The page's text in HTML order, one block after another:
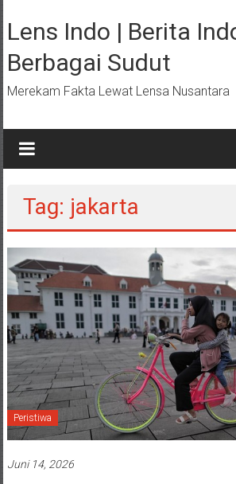
ke
konten
Lens Indo | Berita
Berbagai Sudut
Merekam Fakta Lewat Lensa Nusantara
Tag: jakarta
Peristiwa
Juni 14, 2026